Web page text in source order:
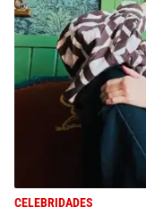
CELEBRIDADES